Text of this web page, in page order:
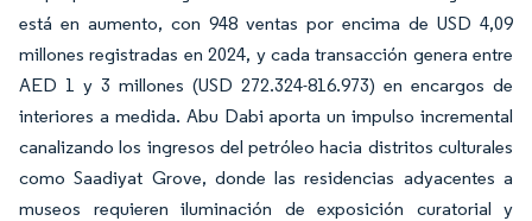
está en aumento, con 948 ventas por encima de USD 4,09
millones registradas en 2024, y cada transacción genera entre
AED 1 y 3 millones (USD 272.324-816.973) en encargos de
interiores a medida. Abu Dabi aporta un impulso incremental
canalizando los ingresos del petróleo hacia distritos culturales
como Saadiyat Grove, donde las residencias adyacentes a
museos requieren iluminación de exposición curatorial y